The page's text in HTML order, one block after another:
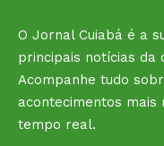
O Jornal Cuiabá é a
principais notícias da
Acompanhe tudo
acontecimentos mais
tempo real.